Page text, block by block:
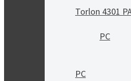
Torlon 4301
PC
PC